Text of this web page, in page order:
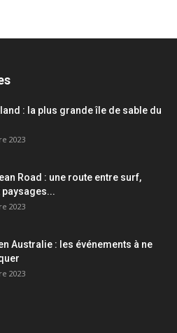
: la plus grande île de sable du
2023
Road : une route entre surf,
paysages...
2023
Australie : les événements à ne
2023